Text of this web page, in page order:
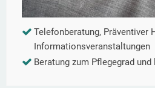
Telefonberatung, Präventiver
Informationsveranstaltungen
Beratung zum Pflegegrad